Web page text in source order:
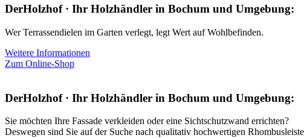
DerHolzhof · Ihr Holzhändler in Bochum und Umgebung:
Wer Terrassendielen im Garten verlegt, legt Wert auf Wohlbefinden.
Weitere Informationen
Zum Online-Shop
DerHolzhof · Ihr Holzhändler in Bochum und Umgebung:
Sie möchten Ihre Fassade verkleiden oder eine Sichtschutzwand errichten?
Deswegen sind Sie auf der Suche nach qualitativ hochwertigen